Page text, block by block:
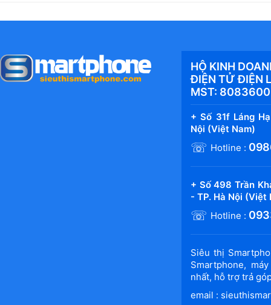
HỘ KINH
ĐIỆN TỬ ĐIỆN
MST:
+ Số 31f Láng
Nội (Việt Nam)
☏ Hotline :
+ Số 498 Trần
- TP. Hà Nội (Việt
☏ Hotline :
Siêu thị
Smartphone,
nhất, hỗ trợ trả
email :